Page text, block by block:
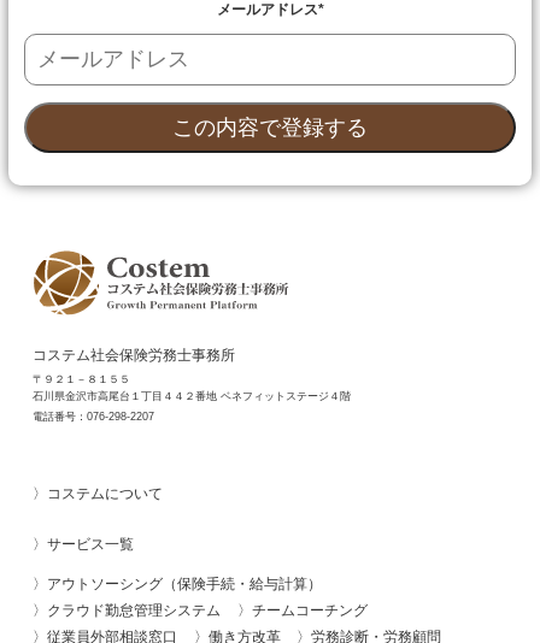
メールアドレス*
コステム社会保険労務士事務所
〒９２１－８１５５
石川県金沢市高尾台１丁目４４２番地 ベネフィットステージ４階
電話番号： 076-298-2207
コステムについて
サービス一覧
アウトソーシング（保険手続・給与計算）
クラウド勤怠管理システム
チームコーチング
従業員外部相談窓口
働き方改革 労務診断・労務顧問